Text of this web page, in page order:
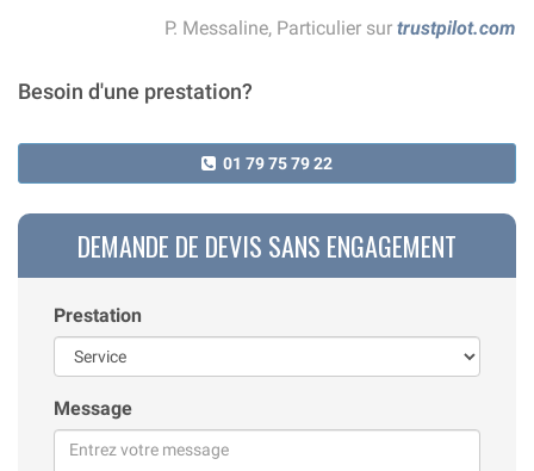
P. Messaline, Particulier sur trustpilot.com
Besoin d'une prestation?
01 79 75 79 22
DEMANDE DE DEVIS SANS ENGAGEMENT
Prestation
Message